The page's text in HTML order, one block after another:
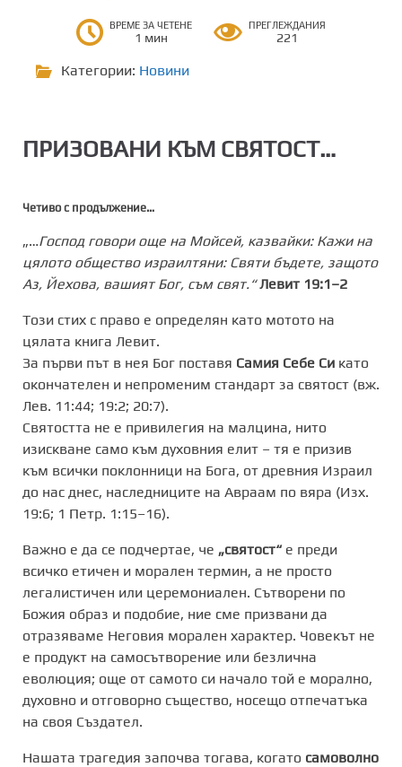
ВРЕМЕ ЗА ЧЕТЕНЕ
1 мин
ПРЕГЛЕЖДАНИЯ
221
Категории: Новини
ПРИЗОВАНИ КЪМ СВЯТОСТ…
Четиво с продължение…
„…Господ говори още на Мойсей, казвайки: Кажи на
цялото общество израилтяни: Святи бъдете, защото
Аз, Йехова, вашият Бог, съм свят.“ Левит 19:1–2
Този стих с право е определян като мотото на
цялата книга Левит.
За първи път в нея Бог поставя Самия Себе Си като
окончателен и непроменим стандарт за святост (вж.
Лев. 11:44; 19:2; 20:7).
Святостта не е привилегия на малцина, нито
изискване само към духовния елит – тя е призив
към всички поклонници на Бога, от древния Израил
до нас днес, наследниците на Авраам по вяра (Изх.
19:6; 1 Петр. 1:15–16).
Важно е да се подчертае, че „святост“ е преди
всичко етичен и морален термин, а не просто
легалистичен или церемониален. Сътворени по
Божия образ и подобие, ние сме призвани да
отразяваме Неговия морален характер. Човекът не
е продукт на самосътворение или безлична
еволюция; още от самото си начало той е морално,
духовно и отговорно същество, носещо отпечатъка
на своя Създател.
Нашата трагедия започва тогава, когато самоволно